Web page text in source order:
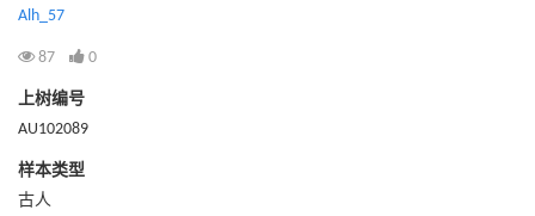
Alh_57
87 0
上树编号
AU102089
样本类型
古人